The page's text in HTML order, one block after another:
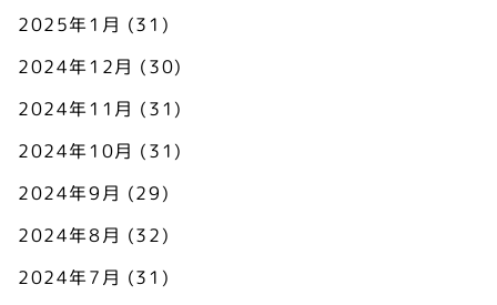
2025年1月 (31)
2024年12月 (30)
2024年11月 (31)
2024年10月 (31)
2024年9月 (29)
2024年8月 (32)
2024年7月 (31)